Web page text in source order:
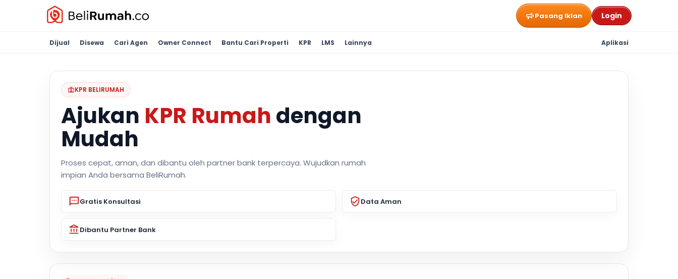
Pasang Iklan Login
Dijual Disewa Cari Agen Owner Connect Bantu Cari Properti KPR LMS Lainnya Aplikasi
KPR BELIRUMAH
Ajukan KPR Rumah dengan
Mudah
Proses cepat, aman, dan dibantu oleh partner bank terpercaya. Wujudkan rumah
impian Anda bersama BeliRumah.
Gratis Konsultasi Data Aman
Dibantu Partner Bank